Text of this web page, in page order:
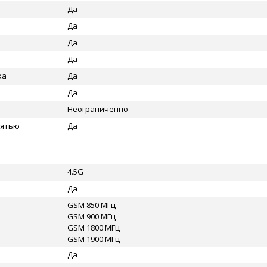
Да
Да
Да
Да
Да
Да
Неограниченно
Да
4.5G
Да
GSM 850 МГц
GSM 900 МГц
GSM 1800 МГц
GSM 1900 МГц
Да